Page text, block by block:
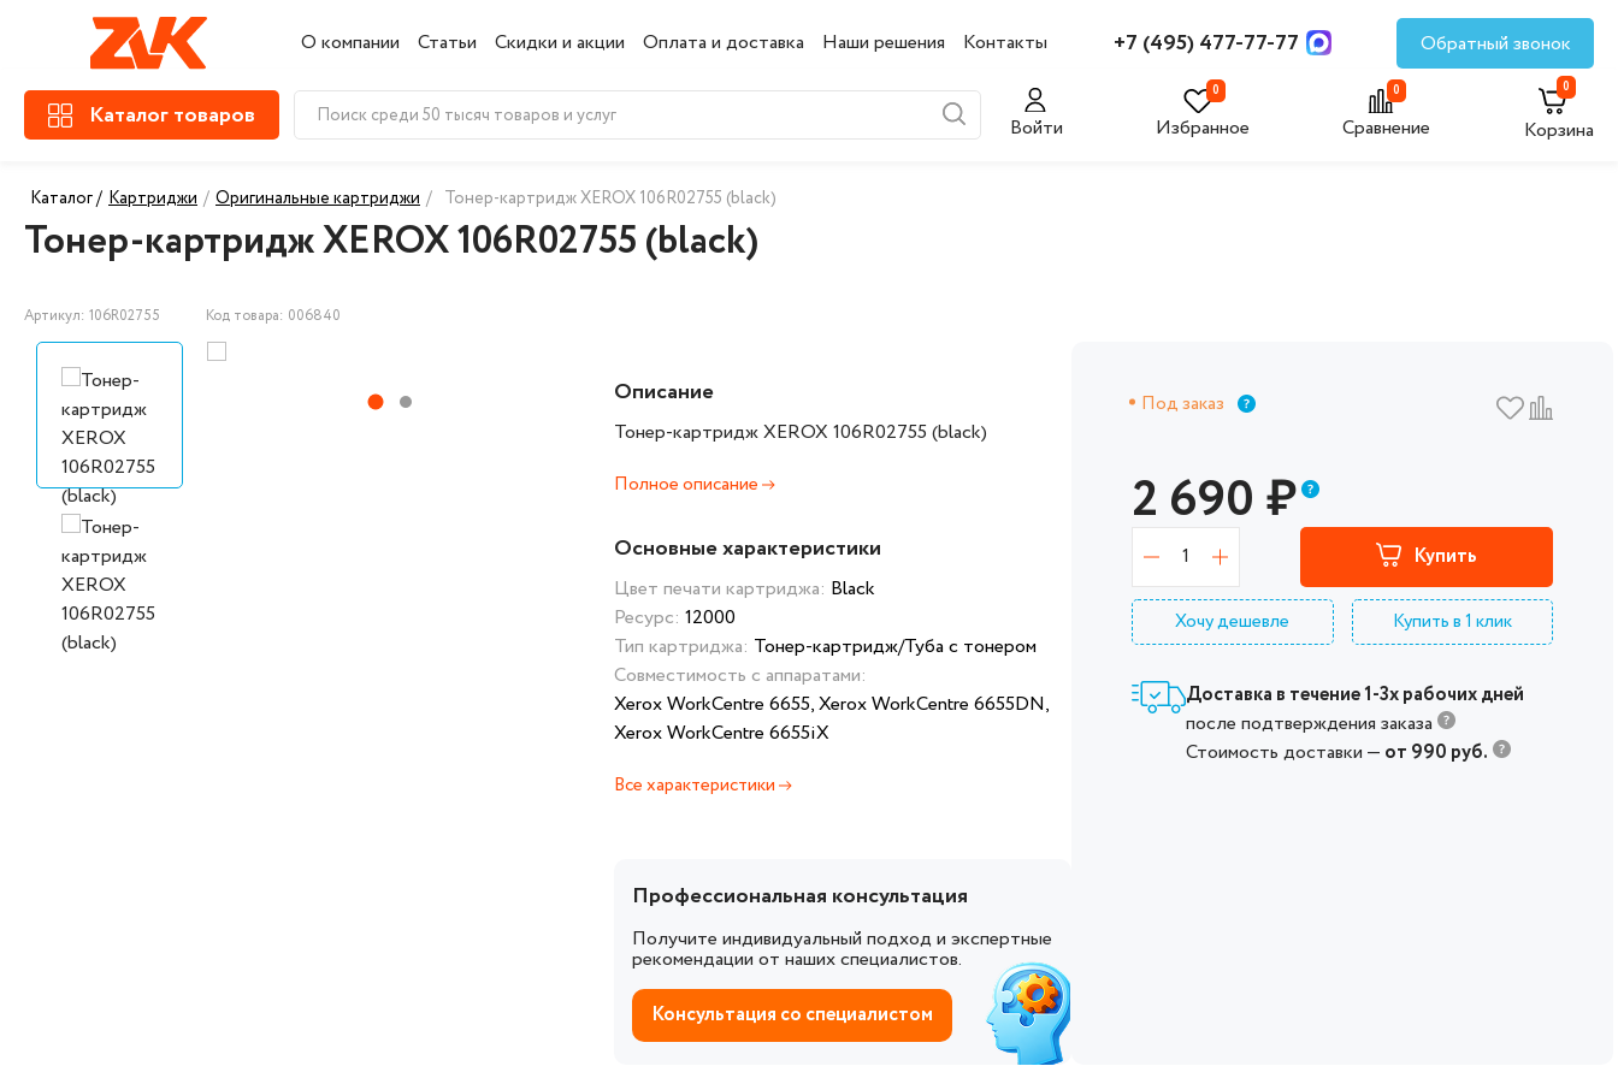
О компании Статьи Скидки и акции Оплата и доставка Наши решения Контакты +7 (495) 477-77-77 Обратный звонок
Каталог товаров Войти
0
Избранное
0
Сравнение
0
Корзина
Каталог / Картриджи / Оригинальные картриджи / Тонер-картридж XEROX 106R02755 (black)
Тонер-картридж XEROX 106R02755 (black)
Артикул: 106R02755 Код товара: 006840
Описание
Тонер-картридж XEROX 106R02755 (black)
Полное описание
Основные характеристики
Цвет печати картриджа: Black
Ресурс: 12000
Тип картриджа: Тонер-картридж/Туба с тонером
Совместимость с аппаратами:
Xerox WorkCentre 6655, Xerox WorkCentre 6655DN,
Xerox WorkCentre 6655iX
Все характеристики
Профессиональная консультация
Получите индивидуальный подход и экспертные
рекомендации от наших специалистов.
Консультация со специалистом
Под заказ
2 690₽
1 Купить
Хочу дешевле Купить в 1 клик
Доставка в течение 1-3х рабочих дней
после подтверждения заказа
Стоимость доставки — от 990 руб.